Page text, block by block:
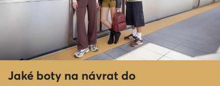
Jaké boty na návrat do